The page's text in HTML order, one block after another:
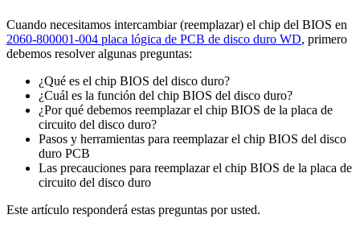
Cuando necesitamos intercambiar (reemplazar) el chip del BIOS en
2060-800001-004 placa lógica de PCB de disco duro WD, primero
debemos resolver algunas preguntas:
¿Qué es el chip BIOS del disco duro?
¿Cuál es la función del chip BIOS del disco duro?
¿Por qué debemos reemplazar el chip BIOS de la placa de
circuito del disco duro?
Pasos y herramientas para reemplazar el chip BIOS del disco
duro PCB
Las precauciones para reemplazar el chip BIOS de la placa de
circuito del disco duro
Este artículo responderá estas preguntas por usted.